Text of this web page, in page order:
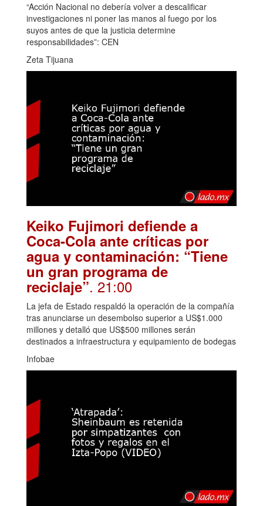
“Acción Nacional no debería volver a descalificar
investigaciones ni poner las manos al fuego por los
suyos antes de que la justicia determine
responsabilidades”: CEN
Zeta Tijuana
Keiko Fujimori defiende a
Coca-Cola ante críticas por
agua y contaminación: “Tiene
un gran programa de
reciclaje”. 21:00
La jefa de Estado respaldó la operación de la compañía
tras anunciarse un desembolso superior a US$1.000
millones y detalló que US$500 millones serán
destinados a infraestructura y equipamiento de bodegas
Infobae